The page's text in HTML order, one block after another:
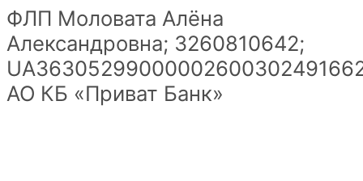
ФЛП Моловата Алёна
Александровна; 3260810642;
АО КБ «Приват Банк»